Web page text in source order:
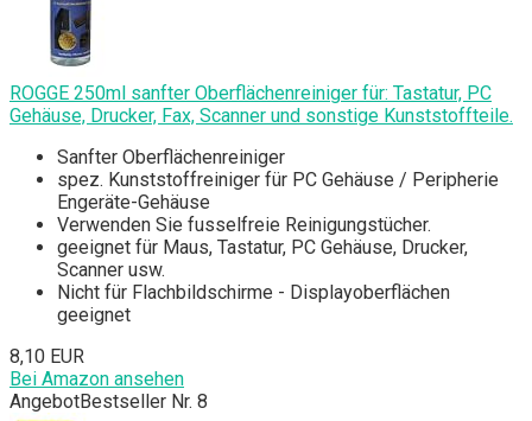
ROGGE 250ml sanfter Oberflächenreiniger für: Tastatur, PC
Gehäuse, Drucker, Fax, Scanner und sonstige Kunststoffteile.
Sanfter Oberflächenreiniger
spez. Kunststoffreiniger für PC Gehäuse / Peripherie
Engeräte-Gehäuse
Verwenden Sie fusselfreie Reinigungstücher.
geeignet für Maus, Tastatur, PC Gehäuse, Drucker,
Scanner usw.
Nicht für Flachbildschirme - Displayoberflächen
geeignet
8,10 EUR
Bei Amazon ansehen
AngebotBestseller Nr. 8